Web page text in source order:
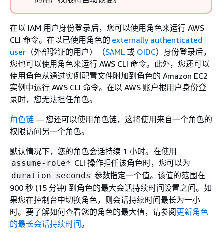
在以 IAM 用户身份登录后，您可以使用角色来运行 AWS
CLI 命令。在以已使用角色的 externally authenticated
user （外部验证的用户）（SAML 或 OIDC）身份登录后，
您也可以使用角色来运行 AWS CLI 命令。此外，您还可以
使用角色从通过实例配置文件附加到角色的 Amazon EC2
实例中运行 AWS CLI 命令。在以 AWS 账户根用户身份登
录时，您无法担任角色。
角色链 — 您还可以使用角色链，这将使用来自一个角色的
权限访问另一个角色。
默认情况下，您的角色会话持续 1 小时。在使用
assume-role* CLI 操作担任该角色时，您可以为
duration-seconds 参数指定一个值。该值的范围在
900 秒 (15 分钟) 到角色的最大会话持续时间设置之间。如
果您在控制台中切换角色，则会话持续时间最长为一小
时。要了解如何查看您的角色的最大值，请参阅更新角色
的最长会话持续时间。